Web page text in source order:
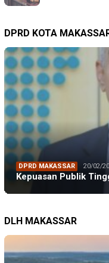
DPRD KOTA
DPRD MAKASSAR 20/02/
Kepuasan Publik
DLH MAKASSAR